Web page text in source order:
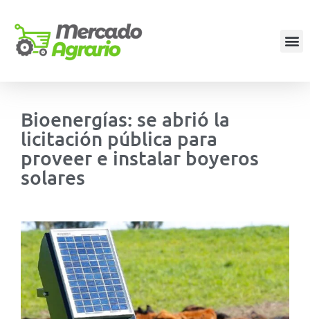
Bioenergías: se abrió la
licitación pública para
proveer e instalar boyeros
solares